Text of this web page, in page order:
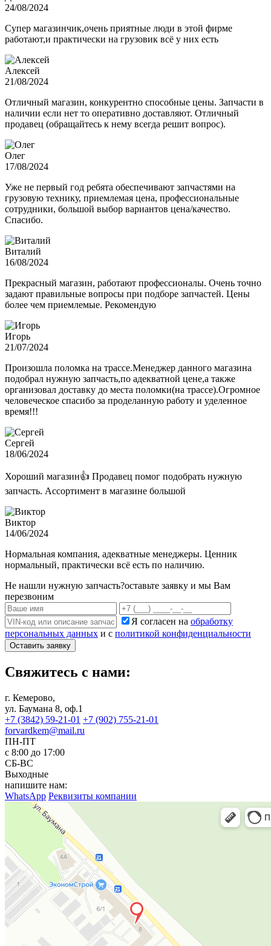
24/08/2024
Супер магазинчик,очень приятные люди в этой фирме
работают,и практически на грузовик всё у них есть
Алексей
21/08/2024
Отличный магазин, конкурентно способные цены. Запчасти в
наличии если нет то оперативно доставляют. Отличный
продавец (обращайтесь к нему всегда решит вопрос).
Олег
17/08/2024
Уже не первый год ребята обеспечивают запчастями на
грузовую технику, приемлемая цена, профессиональные
сотрудники, большой выбор вариантов цена/качество.
Спасибо.
Виталий
16/08/2024
Прекрасный магазин, работают профессионалы. Очень точно
задают правильные вопросы при подборе запчастей. Цены
более чем приемлемые. Рекомендую
Игорь
21/07/2024
Произошла поломка на трассе.Менеджер данного магазина
подобрал нужную запчасть,по адекватной цене,а также
организовал доставку до места поломки(на трассе).Огромное
человеческое спасибо за проделанную работу и уделенное
время!!!
Сергей
18/06/2024
Хороший магазин👍 Продавец помог подобрать нужную
запчасть. Ассортимент в магазине большой
Виктор
14/06/2024
Нормальная компания, адекватные менеджеры. Ценник
нормальный, практически всё есть по наличию.
Не нашли нужную запчасть?оставьте заявку и мы Вам
перезвоним
Я согласен на обработку
персональных данных и с политикой конфиденциальности
Оставить заявку
Свяжитесь с нами:
г. Кемерово,
ул. Баумана 8, оф.1
+7 (3842) 59-21-01 +7 (902) 755-21-01
forvardkem@mail.ru
ПН-ПТ
с 8:00 до 17:00
СБ-ВС
Выходные
напишите нам:
WhatsApp Реквизиты компании